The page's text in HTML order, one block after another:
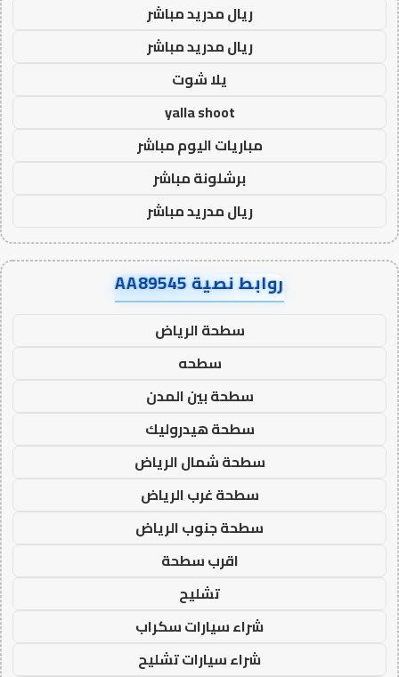
ريال مدريد مباشر
ريال مدريد مباشر
يلا شوت
yalla shoot
مباريات اليوم مباشر
برشلونة مباشر
ريال مدريد مباشر
روابط نصية AA89545
سطحة الرياض
سطحه
سطحة بين المدن
سطحة هيدروليك
سطحة شمال الرياض
سطحة غرب الرياض
سطحة جنوب الرياض
اقرب سطحة
تشليح
شراء سيارات سكراب
شراء سيارات تشليح